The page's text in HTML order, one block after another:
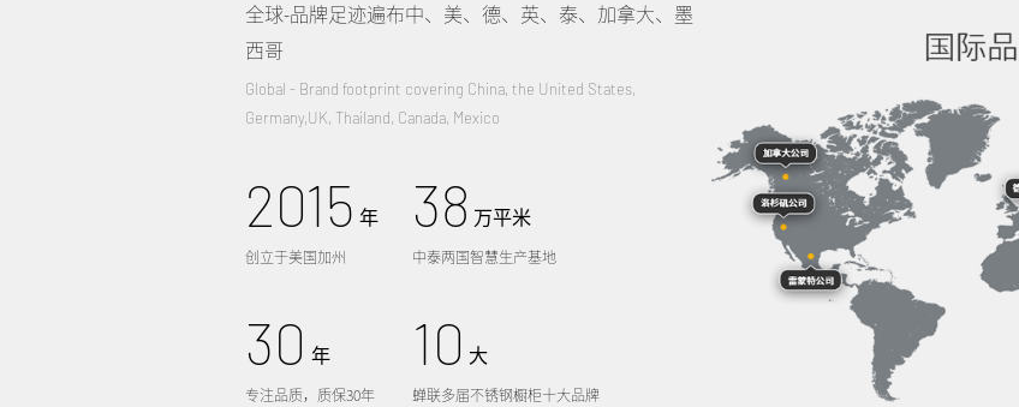
全球-品牌足迹遍布中、美、德、英、泰、加拿大、墨
西哥
Global - Brand footprint covering China, the United States,
Germany,UK, Thailand, Canada, Mexico
2015 年
创立于美国加州
30 年
专注品质，质保30年
38 万平米
中泰两国智慧生产基地
10 大
蝉联多届不锈钢橱柜十大品牌